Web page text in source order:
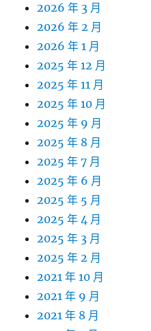
2026 年 3 月
2026 年 2 月
2026 年 1 月
2025 年 12 月
2025 年 11 月
2025 年 10 月
2025 年 9 月
2025 年 8 月
2025 年 7 月
2025 年 6 月
2025 年 5 月
2025 年 4 月
2025 年 3 月
2025 年 2 月
2021 年 10 月
2021 年 9 月
2021 年 8 月